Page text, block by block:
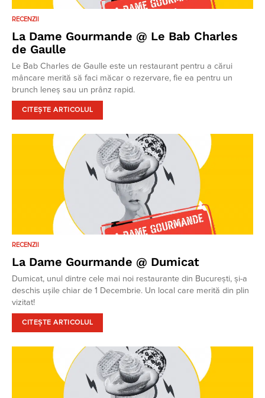
RECENZII
La Dame Gourmande @ Le Bab Charles
de Gaulle
Le Bab Charles de Gaulle este un restaurant pentru a cărui
mâncare merită să faci măcar o rezervare, fie ea pentru un
brunch leneș sau un prânz rapid.
CITEȘTE ARTICOLUL
RECENZII
La Dame Gourmande @ Dumicat
Dumicat, unul dintre cele mai noi restaurante din București, și-a
deschis ușile chiar de 1 Decembrie. Un local care merită din plin
vizitat!
CITEȘTE ARTICOLUL